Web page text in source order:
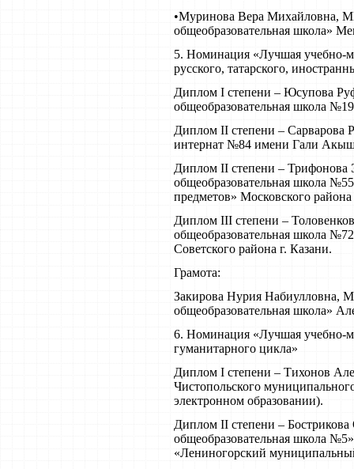
•Муринова Вера Михайловна,
общеобразовательная школа»
5. Номинация «Лучшая учебно-
русского, татарского,
Диплом I степени – Юсупова
общеобразовательная школа
Диплом II степени –
интернат №84 имени Гали
Диплом II степени –
общеобразовательная школа
предметов» Московского района
Диплом III степени –
общеобразовательная школа
Советского района г. Казани.
Грамота:
Закирова Нурия Набиулловна,
общеобразовательная школа»
6. Номинация «Лучшая учебно-
гуманитарного цикла»
Диплом I степени – Тихонов
Чистопольского
электронном образовании).
Диплом II степени –
общеобразовательная школа
«Лениногорский